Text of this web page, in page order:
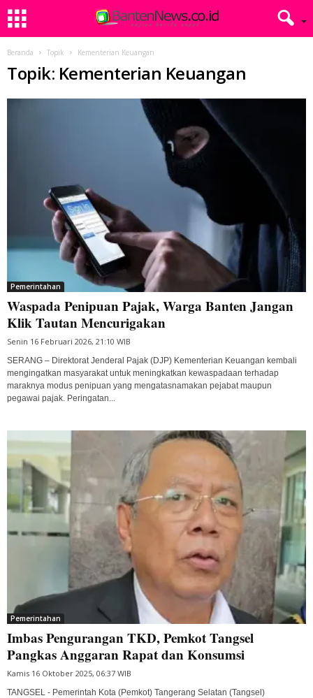
Beranda Topik Kementerian Keuangan
Topik: Kementerian Keuangan
Pemerintahan
Waspada Penipuan Pajak, Warga Banten Jangan
Klik Tautan Mencurigakan
Senin 16 Februari 2026, 21:10 WIB
SERANG – Direktorat Jenderal Pajak (DJP) Kementerian Keuangan kembali
mengingatkan masyarakat untuk meningkatkan kewaspadaan terhadap
maraknya modus penipuan yang mengatasnamakan pejabat maupun
pegawai pajak. Peringatan...
Pemerintahan
Imbas Pengurangan TKD, Pemkot Tangsel
Pangkas Anggaran Rapat dan Konsumsi
Kamis 16 Oktober 2025, 06:37 WIB
TANGSEL - Pemerintah Kota (Pemkot) Tangerang Selatan (Tangsel)